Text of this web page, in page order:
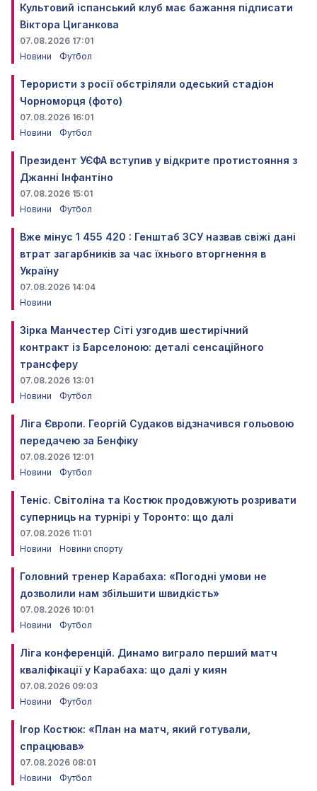
Культовий іспанський клуб має бажання підписати
Віктора Циганкова
07.08.2026 17:01
Новини
Футбол
Терористи з росії обстріляли одеський стадіон
Чорноморця (фото)
07.08.2026 16:01
Новини
Футбол
Президент УЄФА вступив у відкрите протистояння з
Джанні Інфантіно
07.08.2026 15:01
Новини
Футбол
Вже мінус 1 455 420 : Генштаб ЗСУ назвав свіжі дані
втрат загарбників за час їхнього вторгнення в
Україну
07.08.2026 14:04
Новини
Зірка Манчестер Сіті узгодив шестирічний
контракт із Барселоною: деталі сенсаційного
трансферу
07.08.2026 13:01
Новини
Футбол
Ліга Європи. Георгій Судаков відзначився гольовою
передачею за Бенфіку
07.08.2026 12:01
Новини
Футбол
Теніс. Світоліна та Костюк продовжують розривати
суперниць на турнірі у Торонто: що далі
07.08.2026 11:01
Новини
Новини спорту
Головний тренер Карабаха: «Погодні умови не
дозволили нам збільшити швидкість»
07.08.2026 10:01
Новини
Футбол
Ліга конференцій. Динамо виграло перший матч
кваліфікації у Карабаха: що далі у киян
07.08.2026 09:03
Новини
Футбол
Ігор Костюк: «План на матч, який готували,
спрацював»
07.08.2026 08:01
Новини
Футбол